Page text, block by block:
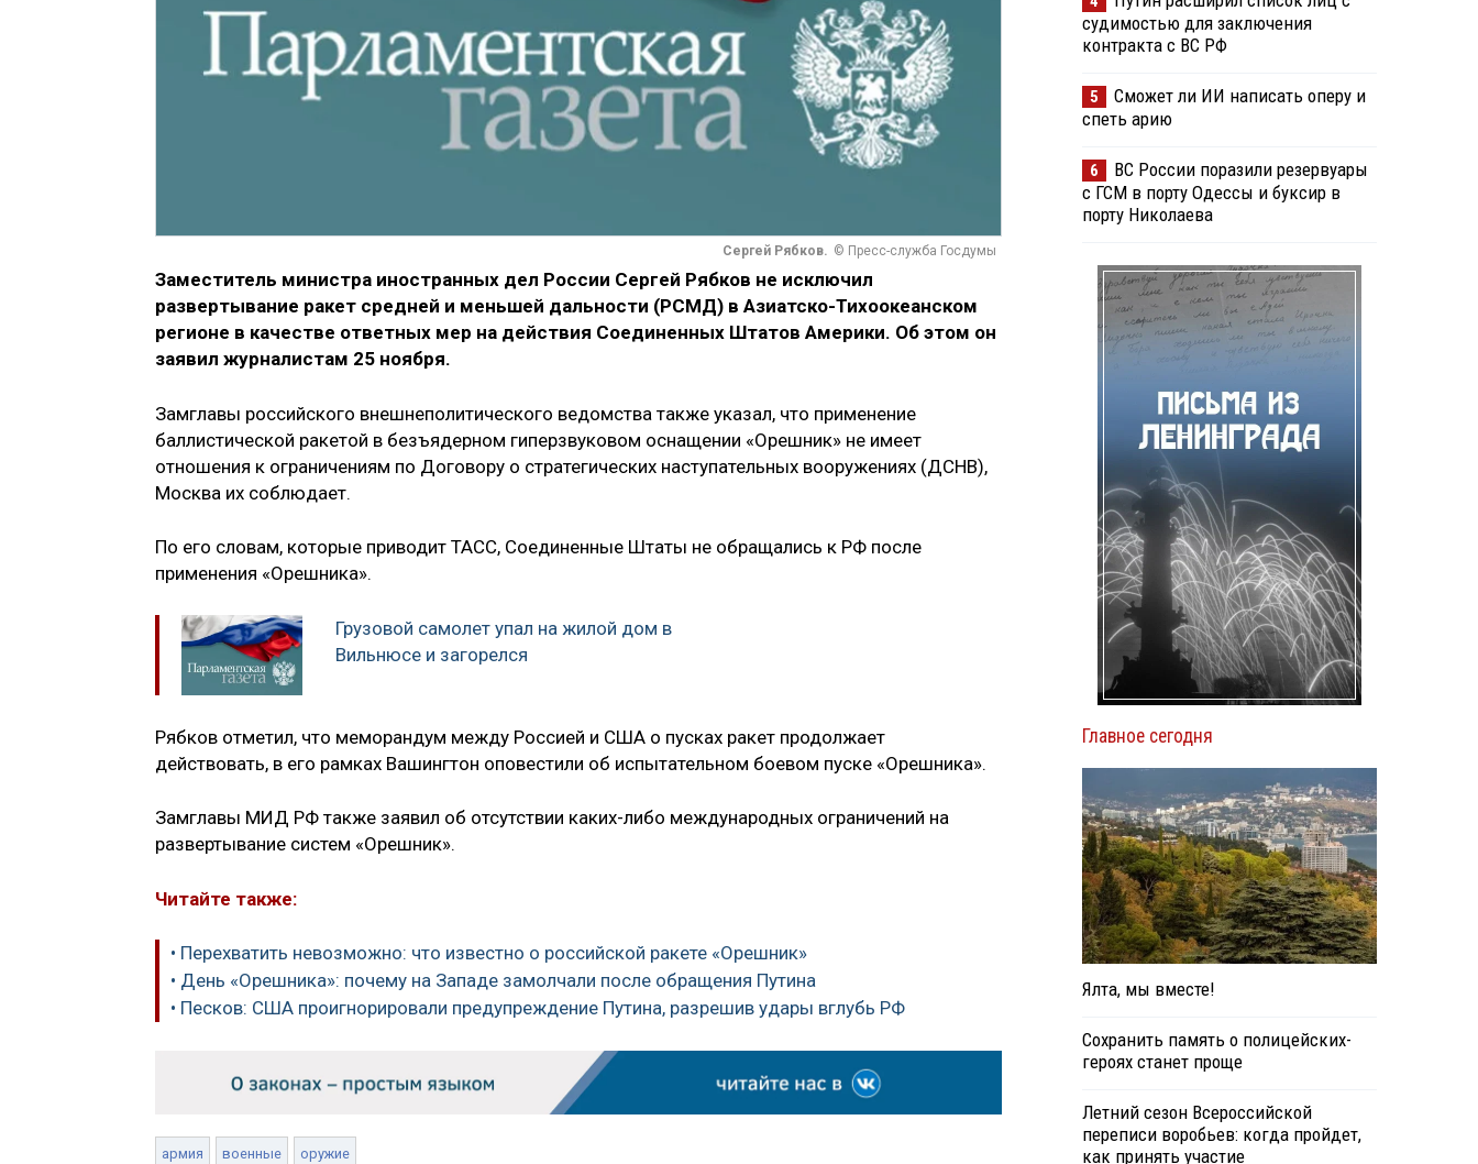
Сергей Рябков. © Пресс-служба Госдумы
Заместитель министра иностранных дел России Сергей Рябков не исключил
развертывание ракет средней и меньшей дальности (РСМД) в Азиатско-Тихоокеанском
регионе в качестве ответных мер на действия Соединенных Штатов Америки. Об этом он
заявил журналистам 25 ноября.
Замглавы российского внешнеполитического ведомства также указал, что применение
баллистической ракетой в безъядерном гиперзвуковом оснащении «Орешник» не имеет
отношения к ограничениям по Договору о стратегических наступательных вооружениях (ДСНВ),
Москва их соблюдает.
По его словам, которые приводит ТАСС, Соединенные Штаты не обращались к РФ после
применения «Орешника».
Грузовой самолет упал на жилой дом в
Вильнюсе и загорелся
Рябков отметил, что меморандум между Россией и США о пусках ракет продолжает
действовать, в его рамках Вашингтон оповестили об испытательном боевом пуске «Орешника».
Замглавы МИД РФ также заявил об отсутствии каких-либо международных ограничений на
развертывание систем «Орешник».
Читайте также:
• Перехватить невозможно: что известно о российской ракете «Орешник»
• День «Орешника»: почему на Западе замолчали после обращения Путина
• Песков: США проигнорировали предупреждение Путина, разрешив удары вглубь РФ
армия военные оружие
судимостью для заключения
контракта с ВС РФ
5
Сможет ли ИИ написать оперу и
спеть арию
6
ВС России поразили резервуары
с ГСМ в порту Одессы и буксир в
порту Николаева
Главное сегодня
Ялта, мы вместе!
Сохранить память о полицейских-
героях станет проще
Летний сезон Всероссийской
переписи воробьев: когда пройдет,
как принять участие